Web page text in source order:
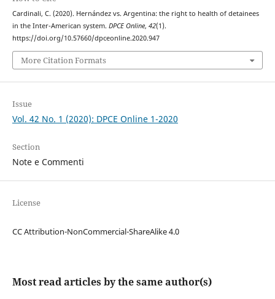
Cardinali, C. (2020). Hernández vs. Argentina: the right to health of detainees
in the Inter-American system. DPCE Online, 42(1).
https://doi.org/10.57660/dpceonline.2020.947
More Citation Formats
Issue
Vol. 42 No. 1 (2020): DPCE Online 1-2020
Section
Note e Commenti
License
CC Attribution-NonCommercial-ShareAlike 4.0
Most read articles by the same author(s)